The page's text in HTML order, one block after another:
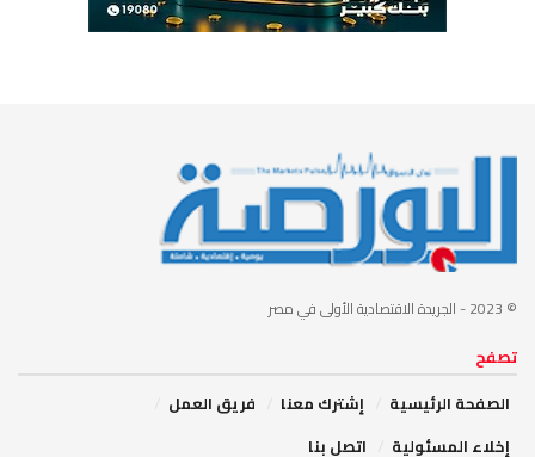
© 2023 - الجريدة الاقتصادية الأولى في مصر
تصفح
الصفحة الرئيسية
إشترك معنا
فريق العمل
إخلاء المسئولية
اتصل بنا